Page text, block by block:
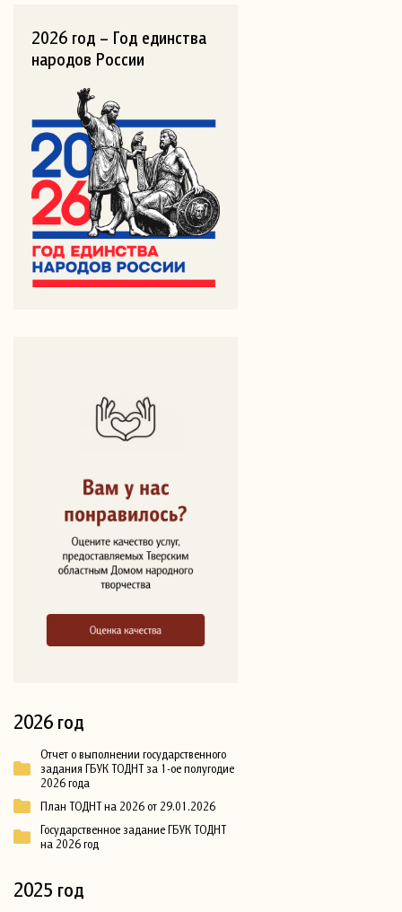
2026 год – Год единства
народов России
2026 год
Отчет о выполнении государственного
задания ГБУК ТОДНТ за 1-ое полугодие
2026 года
План ТОДНТ на 2026 от 29.01.2026
Государственное задание ГБУК ТОДНТ
на 2026 год
2025 год